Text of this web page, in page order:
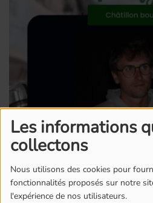
Les informations
collectons
Nous utilisons des cookies pour
fonctionnalités proposés sur notre
l'expérience de nos utilisateurs.
Saison 2 - Épisode 1 Dans les
là où tout a commencé…